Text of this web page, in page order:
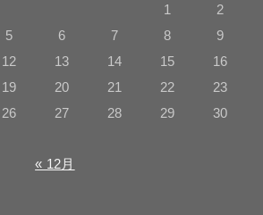
1
2
5 6 7 8
9
12 13 14 15
16
19 20 21 22
23
26 27 28 29
30
« 12月